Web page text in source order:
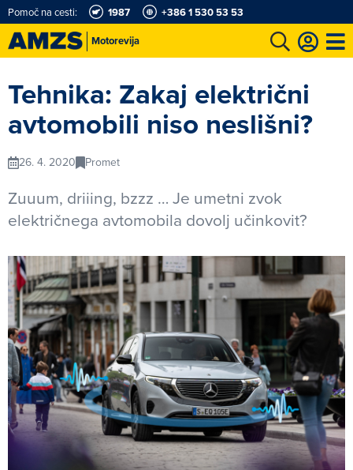
Motorevija
Pomoč na cesti: 1987 +386 1 530 53 53
Tehnika: Zakaj električni
avtomobili niso neslišni?
26. 4. 2020 Promet
Zuuum, driiing, bzzz … Je umetni zvok
električnega avtomobila dovolj učinkovit?